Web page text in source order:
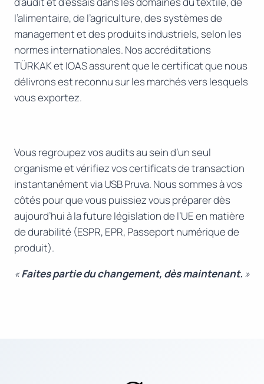
l’alimentaire, de l’agriculture, des systèmes de
management et des produits industriels, selon les
normes internationales. Nos accréditations
TÜRKAK et IOAS assurent que le certificat que nous
délivrons est reconnu sur les marchés vers lesquels
vous exportez.
Vous regroupez vos audits au sein d’un seul
organisme et vérifiez vos certificats de transaction
instantanément via USB Pruva. Nous sommes à vos
côtés pour que vous puissiez vous préparer dès
aujourd’hui à la future législation de l’UE en matière
de durabilité (ESPR, EPR, Passeport numérique de
produit).
«Faites partie du changement, dès maintenant. »